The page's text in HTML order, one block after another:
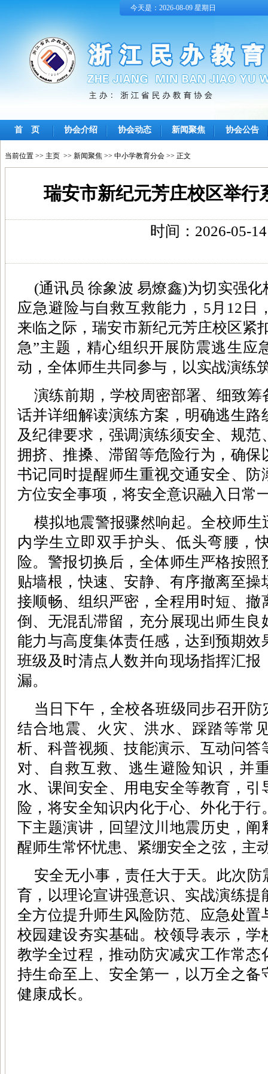
今天是：2026-08-09 星期日
首 页 协会介绍 协会动态 新闻聚焦 协会公告
当前位置 >> 主页 >> 新闻聚焦 >> 中小学教育分会 >> 正文
瑞安市新纪元芳庄校区举行
时间：2026-05-
(通讯员 徐象波 易燎鑫)为切实强
应急避险与自救互救能力，5月12日
来临之际，瑞安市新纪元芳庄校区紧
急”主题，精心组织开展防震逃生应
动，全体师生共同参与，以实战演练
演练前期，学校周密部署、细致
话并详细解读演练方案，明确逃生
及纪律要求，强调演练须安全、规
拥挤、推搡、滞留等危险行为，确
书记同时提醒师生重视交通安全、
方位安全事项，将安全意识融入日常
模拟地震警报骤然响起。全校师
内学生立即双手护头、低头弯腰，
险。警报切换后，全体师生严格按
贴墙根，快速、安静、有序撤离至
接顺畅、组织严密，全程用时短、
倒、无混乱滞留，充分展现出师生
能力与高度集体责任感，达到预期
班级及时清点人数并向现场指挥汇
漏。
当日下午，全校各班级同步召开
结合地震、火灾、洪水、踩踏等常
析、科普视频、技能演示、互动问
对、自救互救、逃生避险知识，并
水、课间安全、用电安全等教育，
险，将安全知识内化于心、外化于
下主题演讲，回望汶川地震历史，
醒师生常怀忧患、紧绷安全之弦，主
安全无小事，责任大于天。此次
育，以理论宣讲强意识、实战演练
全方位提升师生风险防范、应急处
校园建设夯实基础。校领导表示，
教学全过程，推动防灾减灾工作常
持生命至上、安全第一，以万全之
健康成长。